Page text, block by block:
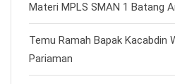
Materi MPLS SMAN 1 Batang
Temu Ramah Bapak Kacabdin
Pariaman